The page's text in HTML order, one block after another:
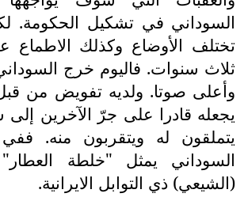
السوداني في تشكيل الحكومة.
تختلف الأوضاع وكذلك
ثلاث سنوات. فاليوم خرج
وأعلى صوتا. ولديه تفويض من
يجعله قادرا على جرّ الآخرين
يتملقون له ويتقربون منه.
السوداني يمثل "خلطة
(الشيعي) ذي التوابل الايرانية.